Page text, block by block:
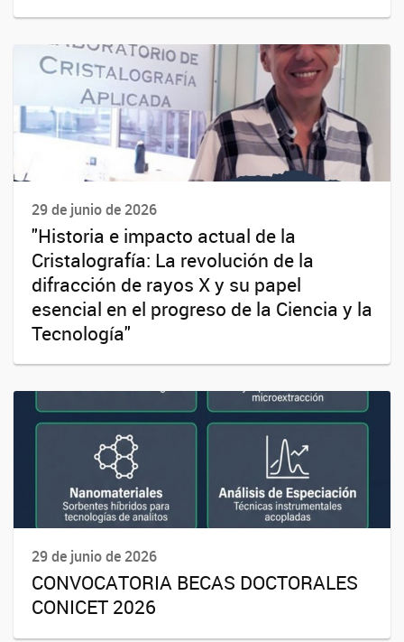
29 de junio de 2026
"Historia e impacto actual de la
Cristalografía: La revolución de la
difracción de rayos X y su papel
esencial en el progreso de la Ciencia y la
Tecnología"
29 de junio de 2026
CONVOCATORIA BECAS DOCTORALES
CONICET 2026